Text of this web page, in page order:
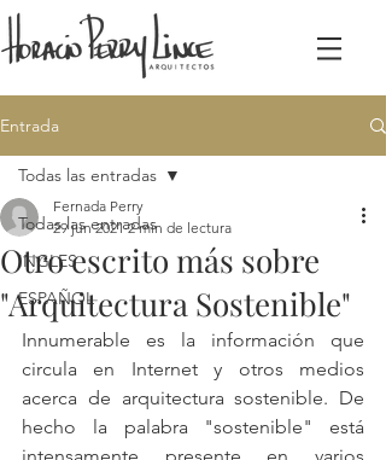
Entrada
Todas las entradas
INGLES
ESPAÑOL
Todas las entradas
Otro escrito más sobre
"Arquitectura Sostenible"
Fernada Perry
29 jun 2021 2 min de lectura
Innumerable es la información que
circula en Internet y otros medios
acerca de arquitectura sostenible. De
hecho la palabra "sostenible" está